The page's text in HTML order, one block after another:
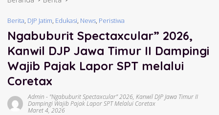
Berita, DJP Jatim, Edukasi, News, Peristiwa
Ngabuburit Spectaxcular” 2026,
Kanwil DJP Jawa Timur II Dampingi
Wajib Pajak Lapor SPT melalui
Coretax
Admin - "Ngabuburit Spectaxcular” 2026, Kanwil DJP Jawa Timur II
Dampingi Wajib Pajak Lapor SPT Melalui Coretax
Maret 4, 2026